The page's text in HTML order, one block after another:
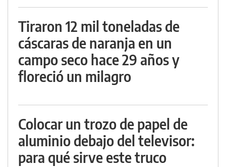
Tiraron 12 mil toneladas de
cáscaras de naranja en un
campo seco hace 29 años y
floreció un milagro
Colocar un trozo de papel de
aluminio debajo del televisor:
para qué sirve este truco